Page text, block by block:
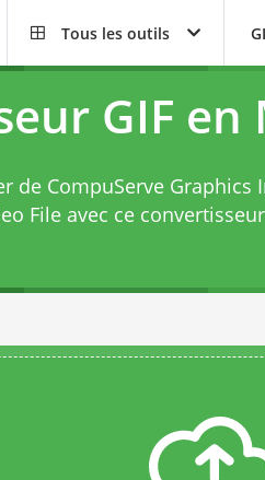
Tous les outils
GIF en
de CompuServe Graphics
File avec ce